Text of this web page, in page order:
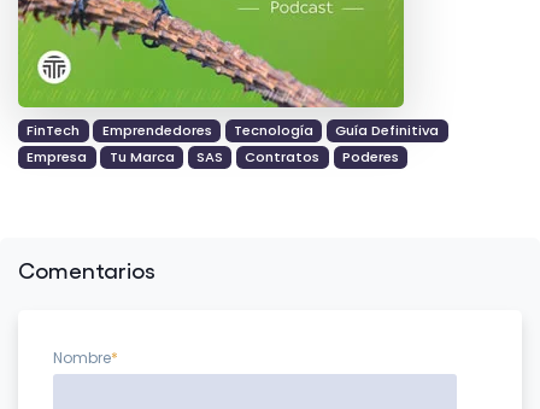
FinTech Emprendedores Tecnología
Guía Definitiva
Empresa
Tu Marca SAS Contratos Poderes
Comentarios
Nombre*